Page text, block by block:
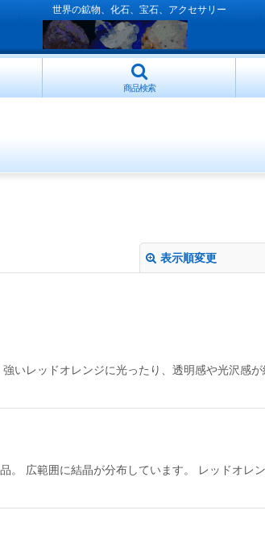
世界の鉱物、化石、宝石、アクセサリー
商品検索
表示順変更
いレッドオレンジに光ったり、透明感や光沢
。 広範囲に結晶が分布しています。 レッドオレ